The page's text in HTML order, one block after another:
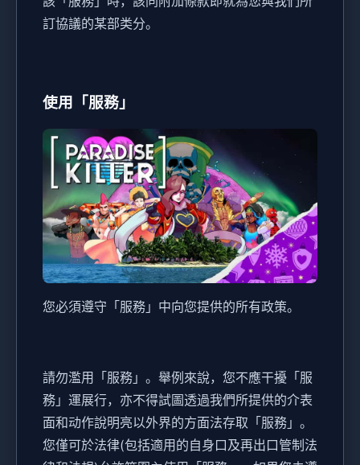
訂協議的某部类分。
使用「服務」
您必須遵守「服務」中向您提供的所有政策。
請勿濫用「服務」。舉例來說，您不應干擾「服
務」運展行，亦不得試圖透過我們所提供的介表
面和动作說明亮以外界的方面法存取「服務」。
您僅可於法律(包括適用的自身口及再出口管制法